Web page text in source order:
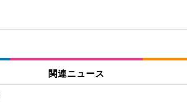
関連ニュース